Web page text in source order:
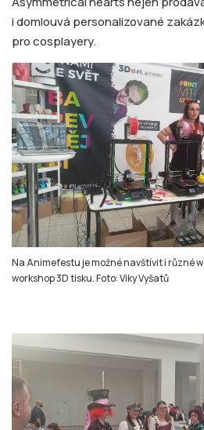
i domlouvá personalizované
pro cosplayery.
Na Animefestu je možné navštívit i různé
workshop 3D tisku. Foto: Viky Vyšatů